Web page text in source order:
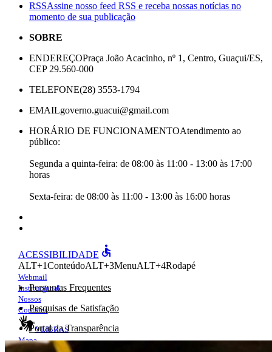
RSSAssine nosso feed RSS e receba nossas notícias no
momento de sua publicação
SOBRE
ENDEREÇOPraça João Acacinho, nº 1, Centro, Guaçui/ES,
CEP 29.560-000
TELEFONE(28) 3553-1794
EMAILgoverno.guacui@gmail.com
HORÁRIO DE FUNCIONAMENTOAtendimento ao
público:
Segunda a quinta-feira: de 08:00 às 11:00 - 13:00 às 17:00
horas
Sexta-feira: de 08:00 às 11:00 - 13:00 às 16:00 horas
ACESSIBILIDADE accessible
ALT+1ConteúdoALT+3MenuALT+4Rodapé
Webmail
Institucional
Nossos
Contatos
VLIBRAS
Mapa
Perguntas Frequentes
Pesquisas de Satisfação
Portal da Transparência
e-Ouv